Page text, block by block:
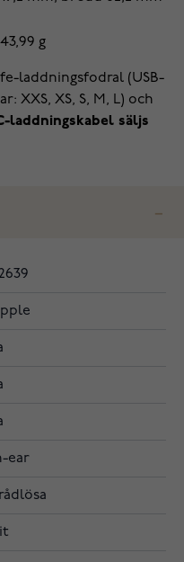
g
laddningsfodral (USB-
XXS, XS, S, M, L) och
laddningskabel säljs
ear